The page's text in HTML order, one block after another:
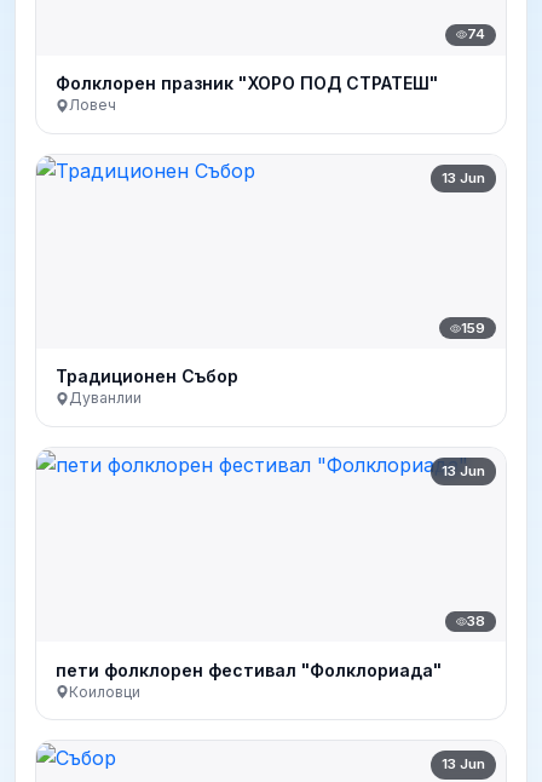
74
Фолклорен празник "ХОРО ПОД СТРАТЕШ"
Ловеч
13 Jun
159
Традиционен Събор
Дуванлии
13 Jun
38
пети фолклорен фестивал "Фолклориада"
Коиловци
13 Jun